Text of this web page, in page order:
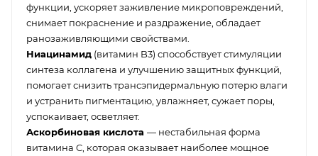
функции, ускоряет заживление микроповреждений,
снимает покраснение и раздражение, обладает
ранозаживляющими свойствами.
Ниацинамид (витамин B3) способствует стимуляции
синтеза коллагена и улучшению защитных функций,
помогает снизить трансэпидермальную потерю влаги
и устранить пигментацию, увлажняет, сужает поры,
успокаивает, осветляет.
Аскорбиновая кислота — нестабильная форма
витамина C, которая оказывает наиболее мощное